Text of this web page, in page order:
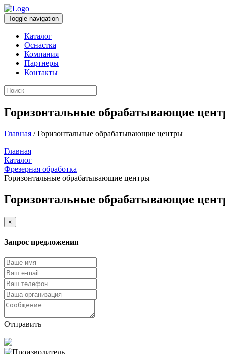
Toggle navigation
Каталог
Оснастка
Компания
Партнеры
Контакты
Горизонтальные обрабатывающие
Главная / Горизонтальные обрабатывающие центры
Главная
Каталог
Фрезерная обработка
Горизонтальные обрабатывающие центры
Горизонтальные обрабатывающие
×
Запрос предложения
Отправить